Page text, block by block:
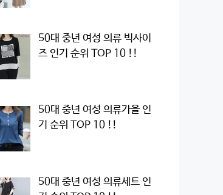
50대 중년 여성 의류 빅사이
즈 인기 순위 TOP 10 !!
50대 중년 여성 의류가을 인
기 순위 TOP 10 !!
50대 중년 여성 의류세트 인